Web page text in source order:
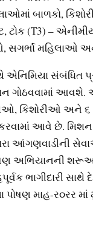
બાળકો,
(T3) –
સગર્ભા મહિલાઓ
એનિમિયા
ગોઠવવામાં
કિશોરીઓ અને ૬
કરવામાં આવે છે.
આંગણવાડીની
અભિયાનની
ભાગીદારી સાથે
માહ-ર૦રર